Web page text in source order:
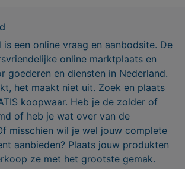
is een online vraag en aanbodsite. De
online marktplaats en
goederen en diensten in Nederland.
het maakt niet uit. Zoek en plaats
koopwaar. Heb je de zolder of
of heb je wat over van de
misschien wil je wel jouw complete
aanbieden? Plaats jouw produkten
ze met het grootste gemak.